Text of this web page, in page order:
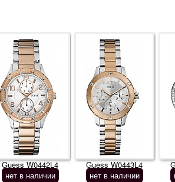
Guess W0442L4
нет в наличии
Guess W0443L4
нет в наличии